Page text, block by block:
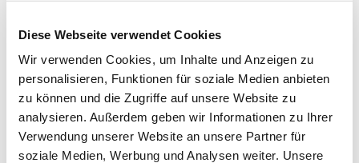
Diese Webseite verwendet Cookies
Wir verwenden Cookies, um Inhalte und Anzeigen zu
personalisieren, Funktionen für soziale Medien anbieten
zu können und die Zugriffe auf unsere Website zu
analysieren. Außerdem geben wir Informationen zu Ihrer
Verwendung unserer Website an unsere Partner für
soziale Medien, Werbung und Analysen weiter. Unsere